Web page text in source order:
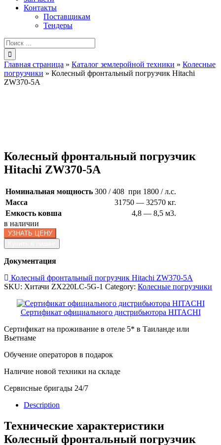
Контакты
Поставщикам
Тендеры
Результат
поиска:
Главная страница » Каталог землеройной техники » Колесные
погрузчики » Колесный фронтальный погрузчик Hitachi
ZW370-5A
Колесный фронтальный погрузчик
Hitachi ZW370-5A
Номинальная мощность 300 / 408 при 1800 / л.с.
Масса
31750 — 32570 кг.
Емкость ковша
4,8 — 8,5 м3.
в наличии
УЗНАТЬ ЦЕНУ
Документация
Колесный фронтальный погрузчик Hitachi ZW370-5A
SKU: Хитачи ZX220LC-5G-1 Category: Колесные погрузчики
Сертификат официального дистрибьютора HITACHI
Сертификат на проживание в отеле 5* в Таиланде или
Вьетнаме
Обучение операторов в подарок
Наличие новой техники на складе
Сервисные бригады 24/7
Description
Технические характеристики
Колесный фронтальный погрузчик